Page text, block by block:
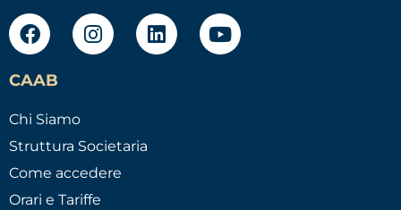
CAAB
Chi Siamo
Struttura Societaria
Come accedere
Orari e Tariffe